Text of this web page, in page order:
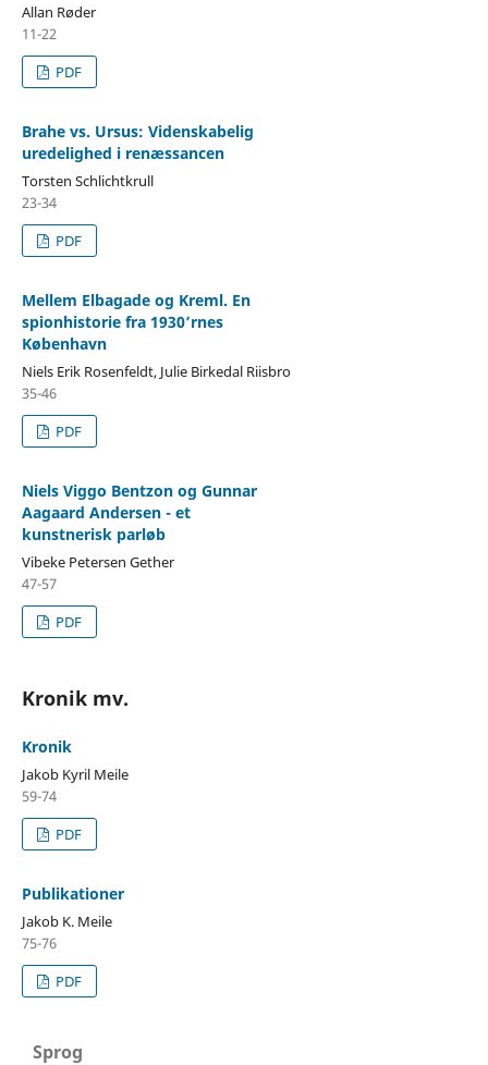
Allan Røder
11-22
PDF
Brahe vs. Ursus: Videnskabelig
uredelighed i renæssancen
Torsten Schlichtkrull
23-34
PDF
Mellem Elbagade og Kreml. En
spionhistorie fra 1930’rnes
København
Niels Erik Rosenfeldt, Julie Birkedal Riisbro
35-46
PDF
Niels Viggo Bentzon og Gunnar
Aagaard Andersen - et
kunstnerisk parløb
Vibeke Petersen Gether
47-57
PDF
Kronik mv.
Kronik
Jakob Kyril Meile
59-74
PDF
Publikationer
Jakob K. Meile
75-76
PDF
Sprog